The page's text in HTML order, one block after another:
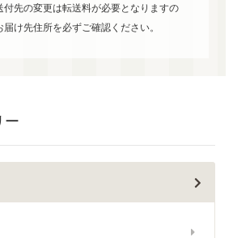
付先の変更は転送料が必要となりますの
け先住所を必ずご確認ください。
ー